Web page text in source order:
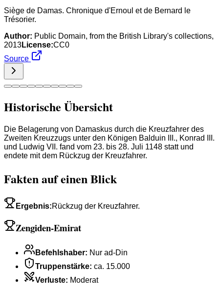
Siège de Damas. Chronique d'Ernoul et de Bernard le
Trésorier.
Author: Public Domain, from the British Library's collections,
2013License:CC0
Source
Historische Übersicht
Die Belagerung von Damaskus durch die Kreuzfahrer des
Zweiten Kreuzzugs unter den Königen Balduin III., Konrad III.
und Ludwig VII. fand vom 23. bis 28. Juli 1148 statt und
endete mit dem Rückzug der Kreuzfahrer.
Fakten auf einen Blick
Ergebnis:Rückzug der Kreuzfahrer.
Zengiden-Emirat
Befehlshaber: Nur ad-Din
Truppenstärke: ca. 15.000
Verluste: Moderat